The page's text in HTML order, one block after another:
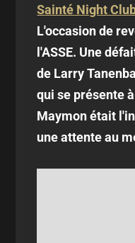
Sainté Night
L'occasion de
l'ASSE. Une
de Larry
qui se présente
Maymon était
une attente au